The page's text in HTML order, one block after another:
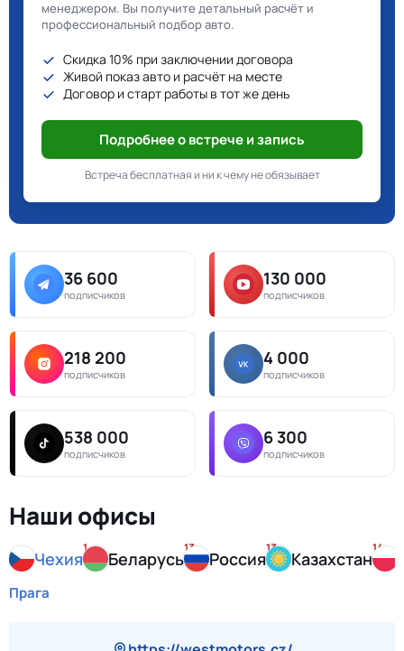
менеджером. Вы получите детальный расчёт и
профессиональный подбор авто.
Скидка 10% при заключении договора
Живой показ авто и расчёт на месте
Договор и старт работы в тот же день
Подробнее о встрече и запись
Встреча бесплатная и ни к чему не обязывает
36 600
подписчиков
130 000
подписчиков
218 200
подписчиков
4 000
подписчиков
538 000
подписчиков
6 300
подписчиков
Наши офисы
Чехия
1
Беларусь
13
Россия
13
Казахстан
14
Прага